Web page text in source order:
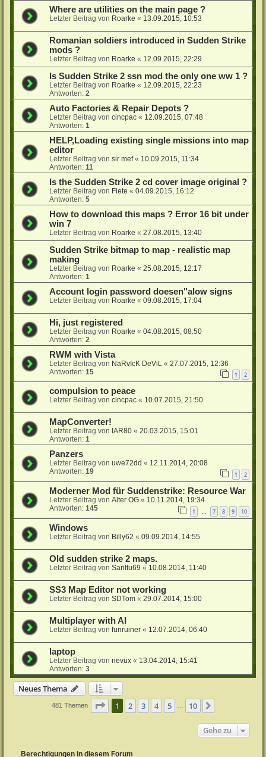
Where are utilities on the main page ?
Letzter Beitrag von Roarke « 13.09.2015, 10:53
Romanian soldiers introduced in Sudden Strike
mods ?
Letzter Beitrag von Roarke « 12.09.2015, 22:29
Is Sudden Strike 2 ssn mod the only one ww 1 ?
Letzter Beitrag von Roarke « 12.09.2015, 22:23
Antworten:2
Auto Factories & Repair Depots ?
Letzter Beitrag voncincpac « 12.09.2015, 07:48
Antworten:1
HELP,Loading existing single missions into map
editor
Letzter Beitrag vonsir mef« 10.09.2015, 11:34
Antworten:11
Is the Sudden Strike 2 cd cover image original ?
Letzter Beitrag von Fiete «04.09.2015, 16:12
Antworten:5
How to download this maps ? Error 16 bit under
win 7
Letzter Beitrag von Roarke «27.08.2015, 13:40
Sudden Strike bitmap to map - realistic map
making
Letzter Beitrag von Roarke «25.08.2015, 12:17
Antworten:1
Account login password doesen"alow signs
Letzter Beitrag von Roarke «09.08.2015, 17:04
Hi, just registered
Letzter Beitrag von Roarke «04.08.2015, 08:50
Antworten:2
RWM with Vista
Letzter Beitrag von NaRvIcK DeViL «27.07.2015, 12:36
Antworten:15 1 2
compulsion to peace
Letzter Beitrag voncincpac « 10.07.2015, 21:50
MapConverter!
Letzter Beitrag von IAR80 «20.03.2015, 15:01
Antworten:1
Panzers
Letzter Beitrag vonuwe72dd « 12.11.2014, 20:08
Antworten:19 1 2
Moderner Mod für Suddenstrike: Resource War
Letzter Beitrag vonAlter OG « 10.11.2014, 19:34
Antworten:145 1 7 8 9 10
Windows
Letzter Beitrag von Billy62 «09.09.2014, 14:55
Old sudden strike 2 maps.
Letzter Beitrag vonSanttu69 « 10.08.2014, 11:40
SS3 Map Editor not working
Letzter Beitrag vonSDTom «29.07.2014, 15:00
Multiplayer with AI
Letzter Beitrag vonfunruiner « 12.07.2014, 06:40
laptop
Letzter Beitrag vonnevux « 13.04.2014, 15:41
Antworten:3
Neues Thema
481 Themen Seite 1von 10
1 2 3 4 5 10
Gehe zu
Berechtigungen in diesem Forum